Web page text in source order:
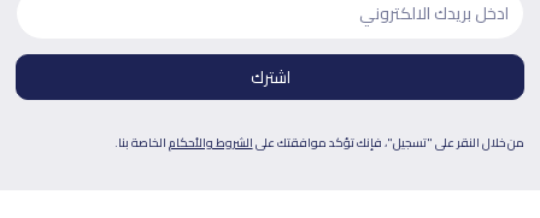
من خلال النقر على "تسجيل"، فإنك تؤكد موافقتك علىالشروط والأحكامالخاصة بنا.